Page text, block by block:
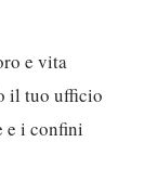
e vita
il tuo ufficio
e i confini